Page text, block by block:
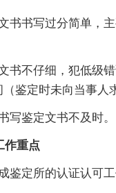
书写过分简单，主
不仔细，犯低级错
鉴定时未向当事人
鉴定文书不及时。
作重点
定所的认证认可工